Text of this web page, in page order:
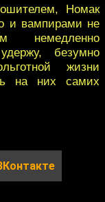
Номак
и вампирами не
немедленно
безумно
жизни
на них самих